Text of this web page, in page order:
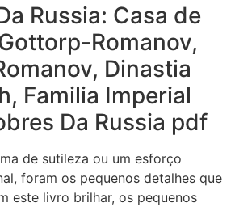
Russia: Casa de
Romanov,
Dinastia
Familia Imperial
Da Russia pdf
de sutileza ou um esforço
foram os pequenos detalhes que
este livro brilhar, os pequenos